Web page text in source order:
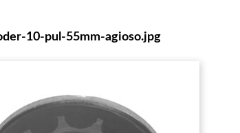
10-pul-55mm-agioso.jpg